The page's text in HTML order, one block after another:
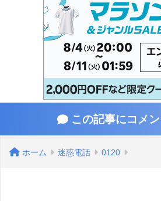
この記事にコメ
ホーム 迷惑電話 0120